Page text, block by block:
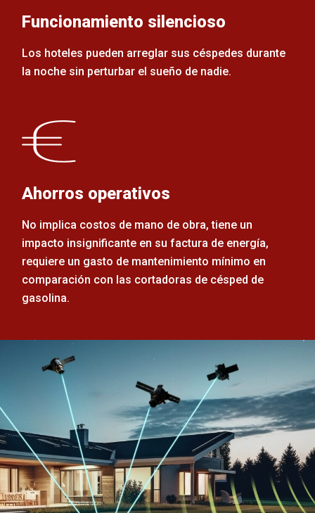
Funcionamiento silencioso
Los hoteles pueden arreglar sus céspedes durante
la noche sin perturbar el sueño de nadie.
Ahorros operativos
No implica costos de mano de obra, tiene un
impacto insignificante en su factura de energía,
requiere un gasto de mantenimiento mínimo en
comparación con las cortadoras de césped de
gasolina.